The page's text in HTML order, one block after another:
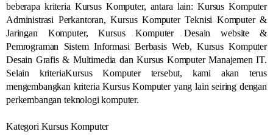
beberapa kriteria Kursus Komputer, antara lain: Kursus Komputer
Administrasi Perkantoran, Kursus Komputer Teknisi Komputer &
Jaringan Komputer, Kursus Komputer Desain website &
Pemrograman Sistem Informasi Berbasis Web, Kursus Komputer
Desain Grafis & Multimedia dan Kursus Komputer Manajemen IT.
Selain kriteriaKursus Komputer tersebut, kami akan terus
mengembangkan kriteria Kursus Komputer yang lain seiring dengan
perkembangan teknologi komputer.
Kategori Kursus Komputer